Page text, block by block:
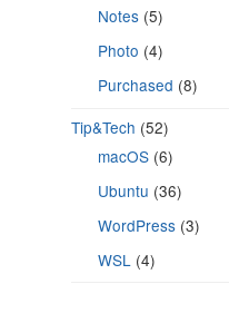
Notes (5)
Photo (4)
Purchased (8)
Tip&Tech (52)
macOS (6)
Ubuntu (36)
WordPress (3)
WSL (4)